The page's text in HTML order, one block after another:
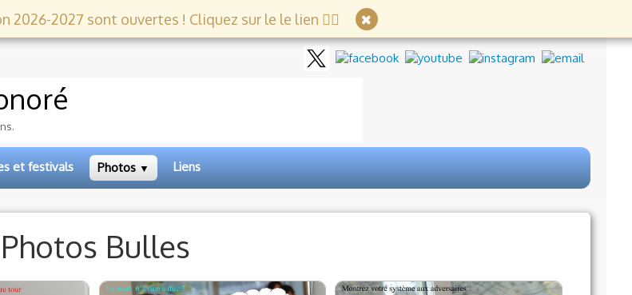
2026-2027 sont ouvertes ! Cliquez sur le le lien 👇🏻
et festivals Photos ▼ Liens
Photos Bulles